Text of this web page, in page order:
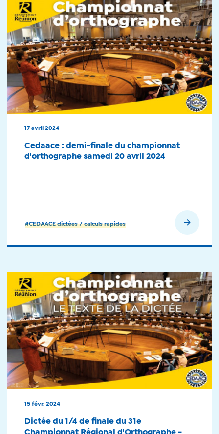
#CEDAACE dictées / calculs rapides
17 avril 2024
Cedaace : demi-finale du championnat
d'orthographe samedi 20 avril 2024
15 févr. 2024
Dictée du 1/4 de finale du 31e
Championnat Régional d'Orthographe -